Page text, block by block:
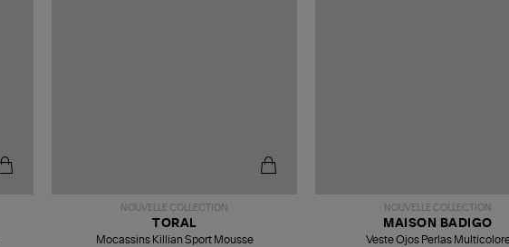
NOUVELLE COLLECTION
TORAL
Mocassins Killian Sport Mousse
NOUVELLE COLLECTION
MAISON BADIGO
Veste Ojos Perlas